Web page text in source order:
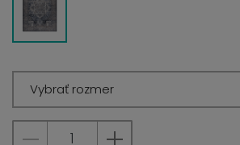
Vybrať rozmer